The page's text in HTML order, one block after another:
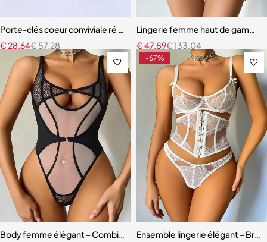
Porte-clés coeur conviviale ré noir blanc avec perles
€57,28
€28,64
Lingerie femme haut de
€133,04
€47,89
Body femme élégant – Combinaison avec empiècements en maille
-67%
Ensemble lingerie élégant –